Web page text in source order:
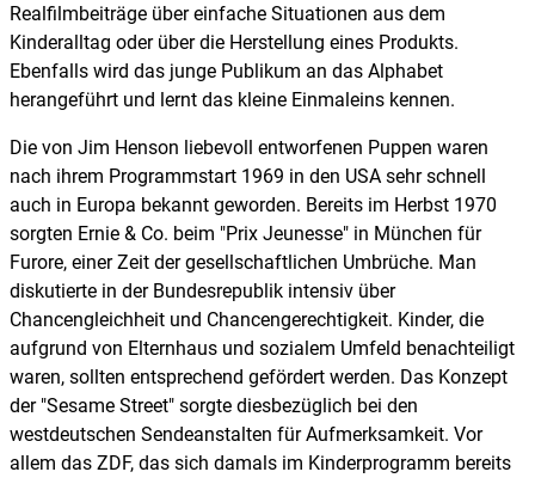
Realfilmbeiträge über einfache Situationen aus dem
Kinderalltag oder über die Herstellung eines Produkts.
Ebenfalls wird das junge Publikum an das Alphabet
herangeführt und lernt das kleine Einmaleins kennen.
Die von Jim Henson liebevoll entworfenen Puppen waren
nach ihrem Programmstart 1969 in den USA sehr schnell
auch in Europa bekannt geworden. Bereits im Herbst 1970
sorgten Ernie & Co. beim "Prix Jeunesse" in München für
Furore, einer Zeit der gesellschaftlichen Umbrüche. Man
diskutierte in der Bundesrepublik intensiv über
Chancengleichheit und Chancengerechtigkeit. Kinder, die
aufgrund von Elternhaus und sozialem Umfeld benachteiligt
waren, sollten entsprechend gefördert werden. Das Konzept
der "Sesame Street" sorgte diesbezüglich bei den
westdeutschen Sendeanstalten für Aufmerksamkeit. Vor
allem das ZDF, das sich damals im Kinderprogramm bereits